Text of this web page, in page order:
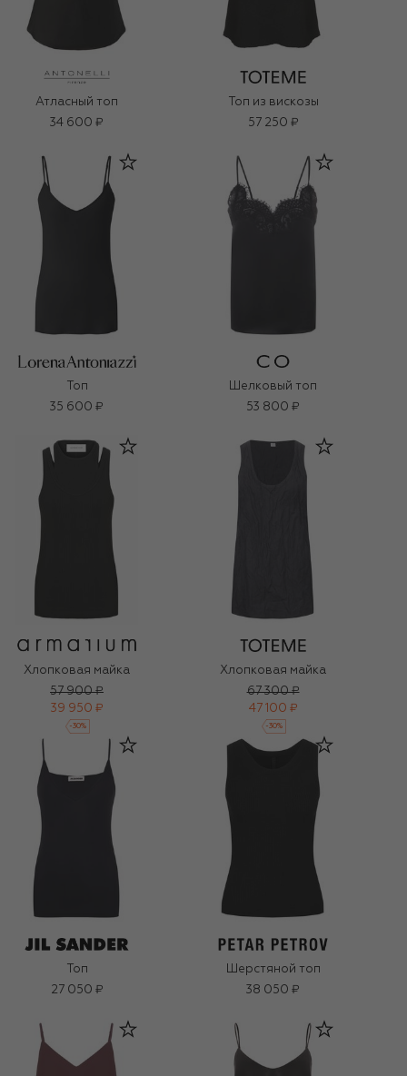
Атласный топ
34 600 ₽
Топ из вискозы
57 250 ₽
Топ
35 600 ₽
Шелковый топ
53 800 ₽
Хлопковая майка
57 900 ₽
39 950 ₽
-30%
Хлопковая майка
67 300 ₽
47 100 ₽
-30%
Топ
27 050 ₽
Шерстяной топ
38 050 ₽